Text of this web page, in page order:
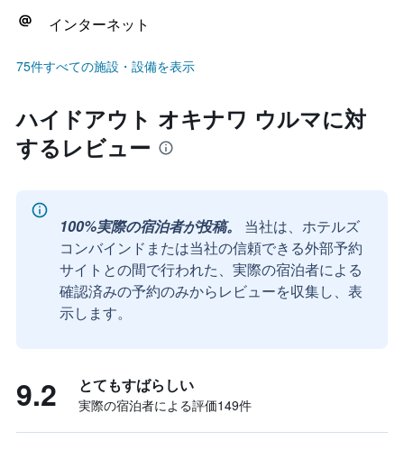
インターネット
75件すべての施設・設備を表示
ハイドアウト オキナワ ウルマに対
するレビュー
100%実際の宿泊者が投稿。
当社は、ホテルズ
コンバインドまたは当社の信頼できる外部予約
サイトとの間で行われた、実際の宿泊者による
確認済みの予約のみからレビューを収集し、表
示します。
9.2 とてもすばらしい
実際の宿泊者による評価149​件